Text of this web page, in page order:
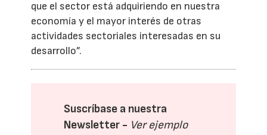
que el sector está adquiriendo en nuestra
economía y el mayor interés de otras
actividades sectoriales interesadas en su
desarrollo”.
Suscríbase a nuestra
Newsletter - Ver ejemplo